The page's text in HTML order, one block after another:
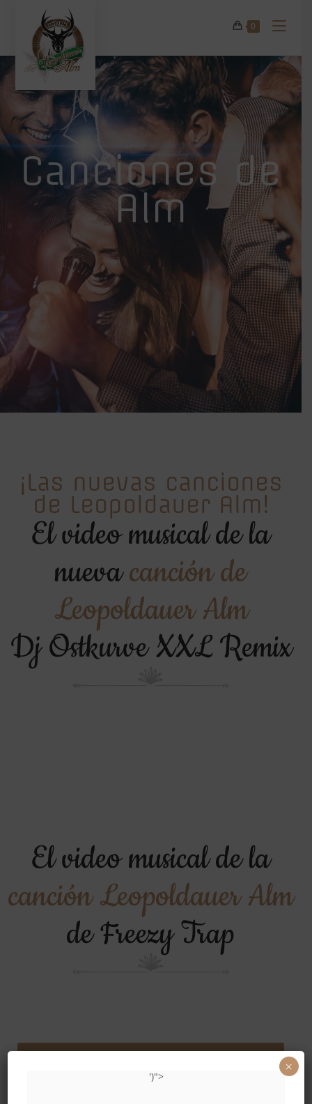
0
Canciones de
Alm
¡Las nuevas canciones
de Leopoldauer Alm!
El video musical de la
nuevacanción de
Leopoldauer Alm
Dj Ostkurve XXL Remix
El video musical de la
canción Leopoldauer Alm
de Freezy Trap
')">
×